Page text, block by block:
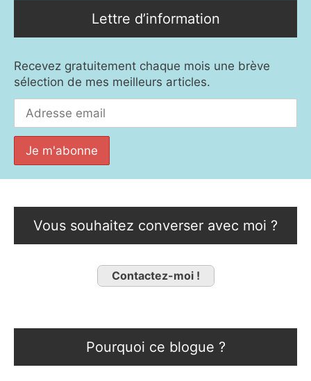
Lettre d’information
Recevez gratuitement chaque mois une brève
sélection de mes meilleurs articles.
Vous souhaitez converser avec moi ?
Contactez-moi !
Pourquoi ce blogue ?